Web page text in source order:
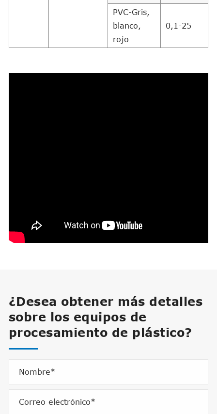
PVC-Gris,
blanco,
rojo
0,1-25
¿Desea obtener más detalles
sobre los equipos de
procesamiento de plástico?